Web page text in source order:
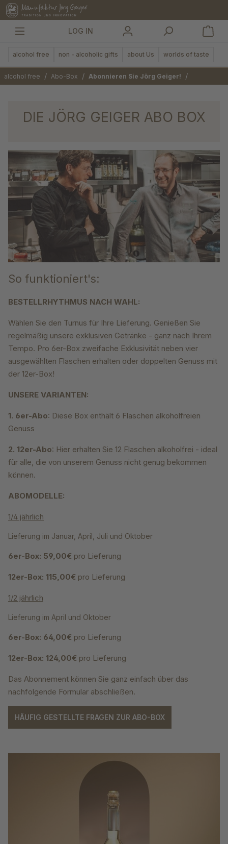
content
LOG IN
alcohol free non - alcoholic gifts about Us worlds of taste
alcohol free / Abo-Box / Abonnieren Sie Jörg Geiger! /
DIE JÖRG GEIGER ABO BOX
So funktioniert's:
BESTELLRHYTHMUS NACH WAHL:
Wählen Sie den Turnus für Ihre Lieferung. Genießen Sie
regelmäßig unsere exklusiven Getränke - ganz nach Ihrem
Tempo. Pro 6er-Box zweifache Exklusivität neben vier
ausgewählten Flaschen erhalten oder doppelten Genuss mit
der 12er-Box!
UNSERE VARIANTEN:
1. 6er-Abo: Diese Box enthält 6 Flaschen alkoholfreien
Genuss
2. 12er-Abo: Hier erhalten Sie 12 Flaschen alkoholfrei - ideal
für alle, die von unserem Genuss nicht genug bekommen
können.
ABOMODELLE:
1/4 jährlich
Lieferung im Januar, April, Juli und Oktober
6er-Box: 59,00€ pro Lieferung
12er-Box: 115,00€ pro Lieferung
1/2 jährlich
Lieferung im April und Oktober
6er-Box: 64,00€ pro Lieferung
12er-Box: 124,00€ pro Lieferung
Das Abonnement können Sie ganz einfach über das
nachfolgende Formular abschließen.
HÄUFIG GESTELLTE FRAGEN ZUR ABO-BOX